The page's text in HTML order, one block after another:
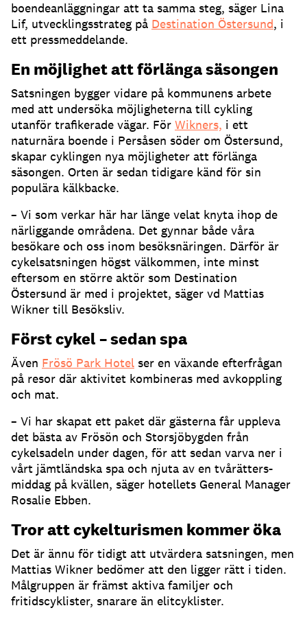
boendeanläggningar att ta samma steg, säger Lina
Lif, utvecklingsstrateg på Destination Östersund, i
ett pressmeddelande.
En möjlighet att förlänga säsongen
Satsningen bygger vidare på kommunens arbete
med att undersöka möjligheterna till cykling
utanför trafikerade vägar. För Wikners, i ett
naturnära boende i Persåsen söder om Östersund,
skapar cyklingen nya möjligheter att förlänga
säsongen. Orten är sedan tidigare känd för sin
populära kälkbacke.
– Vi som verkar här har länge velat knyta ihop de
närliggande områdena. Det gynnar både våra
besökare och oss inom besöksnäringen. Därför är
cykelsatsningen högst välkommen, inte minst
eftersom en större aktör som Destination
Östersund är med i projektet, säger vd Mattias
Wikner till Besöksliv.
Först cykel – sedan spa
Även Frösö Park Hotel ser en växande efterfrågan
på resor där aktivitet kombineras med avkoppling
och mat.
– Vi har skapat ett paket där gästerna får uppleva
det bästa av Frösön och Storsjöbygden från
cykelsadeln under dagen, för att sedan varva ner i
vårt jämtländska spa och njuta av en tvårätters-
middag på kvällen, säger hotellets General Manager
Rosalie Ebben.
Tror att cykelturismen kommer öka
Det är ännu för tidigt att utvärdera satsningen, men
Mattias Wikner bedömer att den ligger rätt i tiden.
Målgruppen är främst aktiva familjer och
fritidscyklister, snarare än elitcyklister.